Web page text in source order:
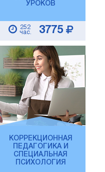
УРОКОВ
252
час.
3775
КОРРЕКЦИОННАЯ
ПЕДАГОГИКА И
СПЕЦИАЛЬНАЯ
ПСИХОЛОГИЯ